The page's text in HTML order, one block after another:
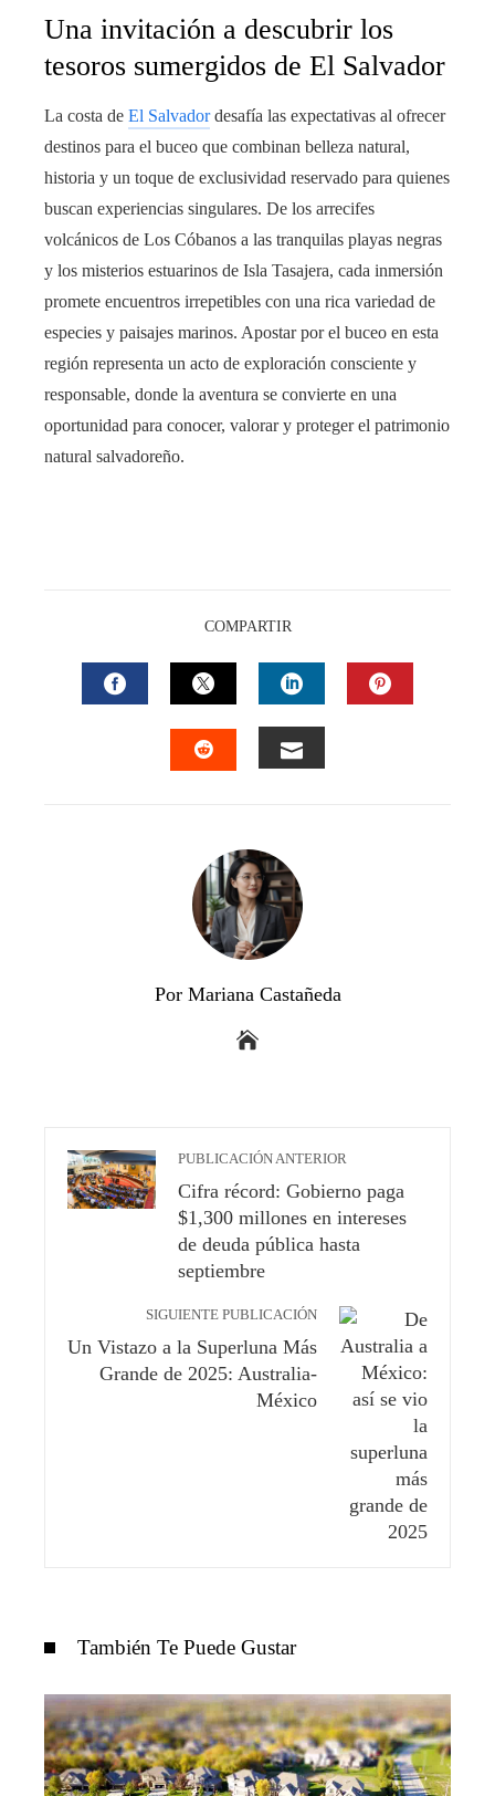
Una invitación a descubrir los
tesoros sumergidos de El Salvador
La costa de El Salvadordesafía las expectativas al ofrecer
destinos para el buceo que combinan belleza natural,
historia y un toque de exclusividad reservado para quienes
buscan experiencias singulares. De los arrecifes
volcánicos de Los Cóbanos a las tranquilas playas negras
y los misterios estuarinos de Isla Tasajera, cada inmersión
promete encuentros irrepetibles con una rica variedad de
especies y paisajes marinos. Apostar por el buceo en esta
región representa un acto de exploración consciente y
responsable, donde la aventura se convierte en una
oportunidad para conocer, valorar y proteger el patrimonio
natural salvadoreño.
COMPARTIR
FACEBOOKTWITTERLINKEDIN
Por Mariana Castañeda
PUBLICACIÓN ANTERIOR
Cifra récord: Gobierno paga
$1,300 millones en intereses
de deuda pública hasta
septiembre
SIGUIENTE PUBLICACIÓN
Un Vistazo a la Superluna Más
Grande de 2025: Australia-
México
También Te Puede Gustar